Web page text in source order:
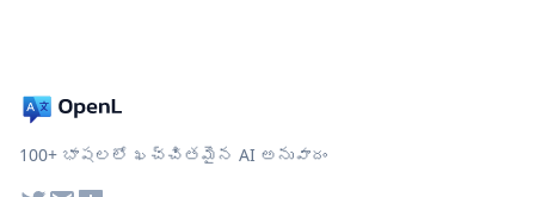
100+ భాషలలో ఖచ్చితమైన AI అనువాదం